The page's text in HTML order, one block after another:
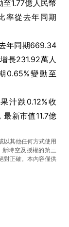
1.77億人民幣
率從去年同期
年同期669.34
長231.92萬人
0.65%變動至
汁跌0.12%收
新市值11.7億
以其他任何方式使用
新時空及授權的第三
對正確。本內容僅供